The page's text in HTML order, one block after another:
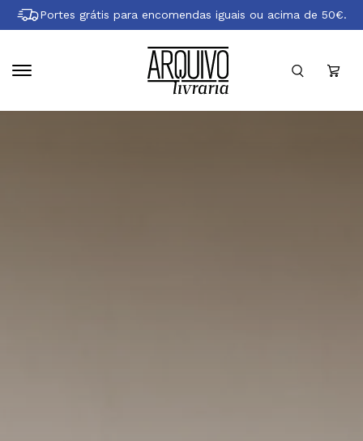
Pular
para
principal
Portes grátis para encomendas iguais ou acima de 50€.